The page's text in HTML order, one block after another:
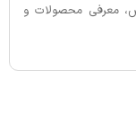
معرفی محصولات و